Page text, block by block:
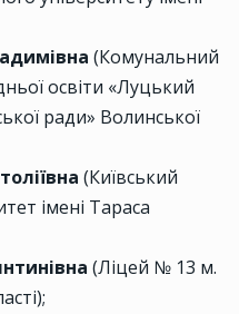
(Комунальний
освіти «Луцький
ради» Волинської
(Київський
імені Тараса
(Ліцей № 13 м.